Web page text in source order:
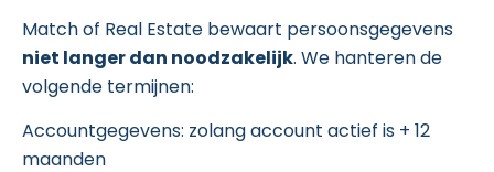
Match of Real Estate bewaart persoonsgegevens
niet langer dan noodzakelijk. We hanteren de
volgende termijnen:
Accountgegevens: zolang account actief is + 12
maanden